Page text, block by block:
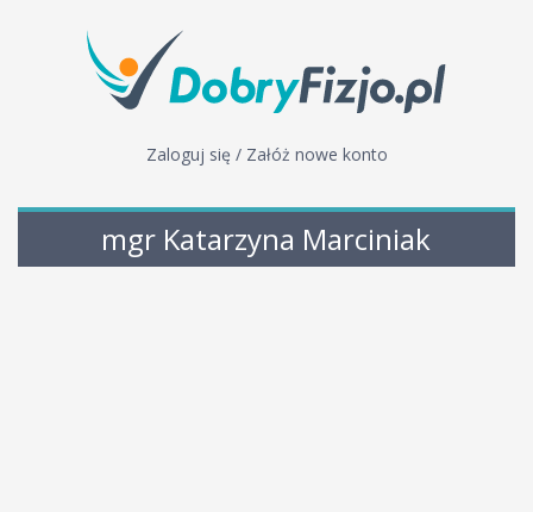
Zaloguj się / Załóż nowe konto
mgr Katarzyna Marciniak